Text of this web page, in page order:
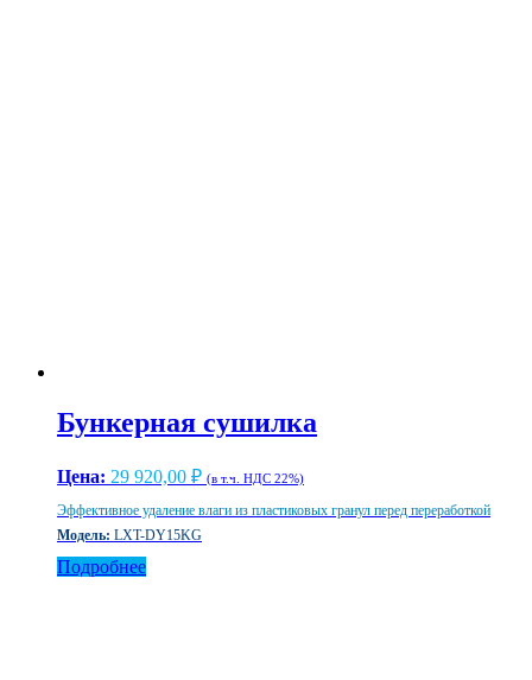
Бункерная сушилка
Цена: 29 920,00 ₽ (в т.ч. НДС 22%)
Эффективное удаление влаги из пластиковых гранул перед переработкой
Модель: LXT-DY15KG
Подробнее